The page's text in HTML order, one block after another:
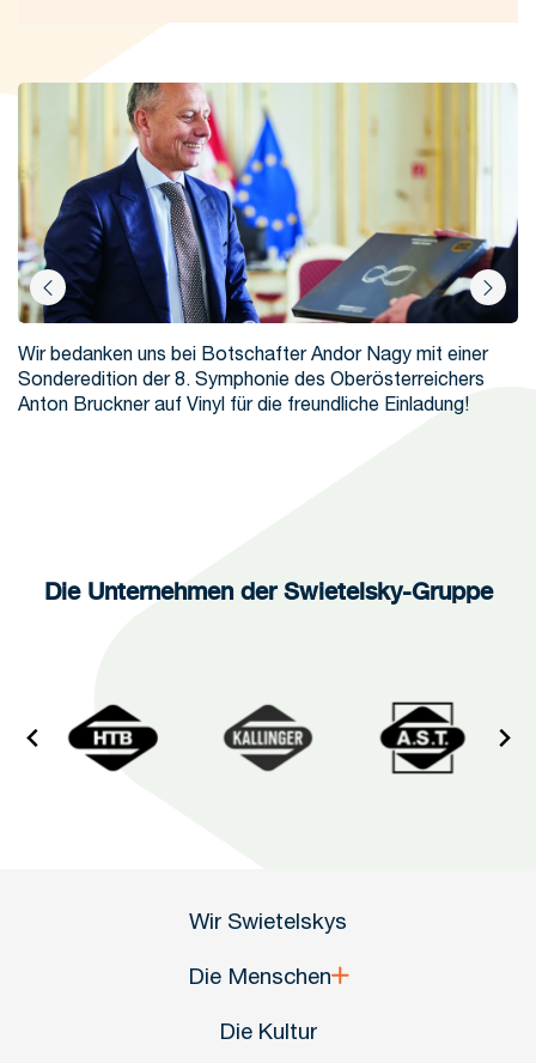
Wir bedanken uns bei Botschafter Andor Nagy mit einer
Sonderedition der 8. Symphonie des Oberösterreichers
Anton Bruckner auf Vinyl für die freundliche Einladung!
Die Unternehmen der Swietelsky-Gruppe
Wir Swietelskys
Die Menschen
Die Kultur